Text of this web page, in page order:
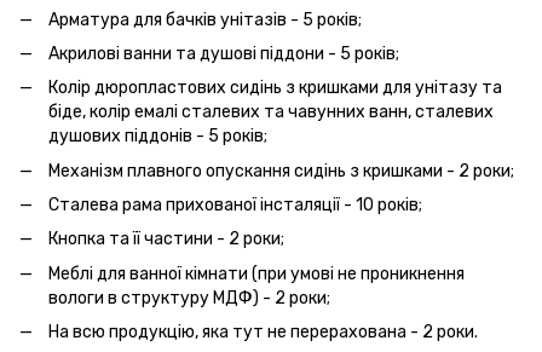
Арматура для бачків унітазів - 5 років;
Акрилові ванни та душові піддони - 5 років;
Колір дюропластових сидінь з кришками для унітазу та
біде, колір емалі сталевих та чавунних ванн, сталевих
душових піддонів - 5 років;
Механізм плавного опускання сидінь з кришками - 2 роки;
Сталева рама прихованої інсталяції - 10 років;
Кнопка та її частини - 2 роки;
Меблі для ванної кімнати (при умові не проникнення
вологи в структуру МДФ) - 2 роки;
На всю продукцію, яка тут не перерахована - 2 роки.